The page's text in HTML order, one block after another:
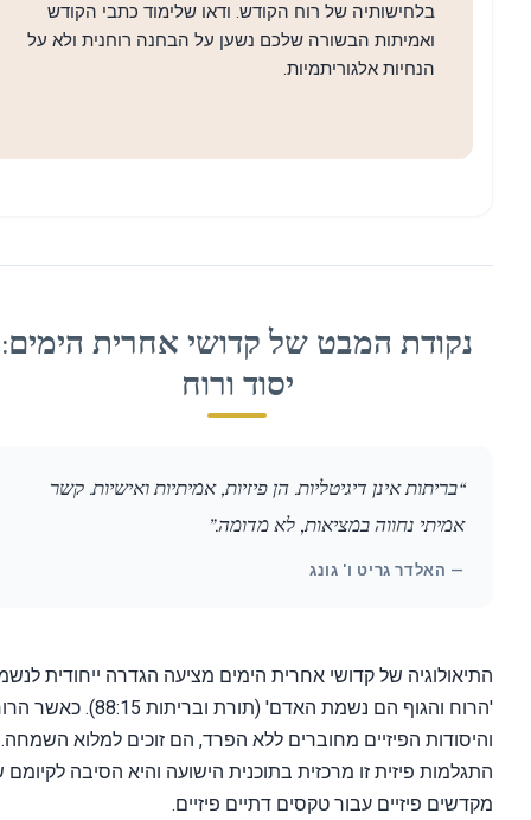
בלחישותיה של רוח הקודש. ודאו שלימוד כתבי הקודש
ואמיתות הבשורה שלכם נשען על הבחנה רוחנית ולא על
הנחיות אלגוריתמיות.
נקודת המבט של קדושי אחרית הימים:
יסוד ורוח
“בריתות אינן דיגיטליות. הן פיזיות, אמיתיות ואישיות. קשר
אמיתי נחווה במציאות, לא מדומה.”
— האלדר גריט ו' גונג
של קדושי אחרית הימים מציעה הגדרה ייחודית לנשמה:
'הרוח והגוף הם נשמת האדם' (תורת ובריתות 88:15). כאשר הרוח
הפיזיים מחוברים ללא הפרד, הם זוכים למלוא השמחה.
פיזית זו מרכזית בתוכנית הישועה והיא הסיבה לקיומם של
פיזיים עבור טקסים דתיים פיזיים.